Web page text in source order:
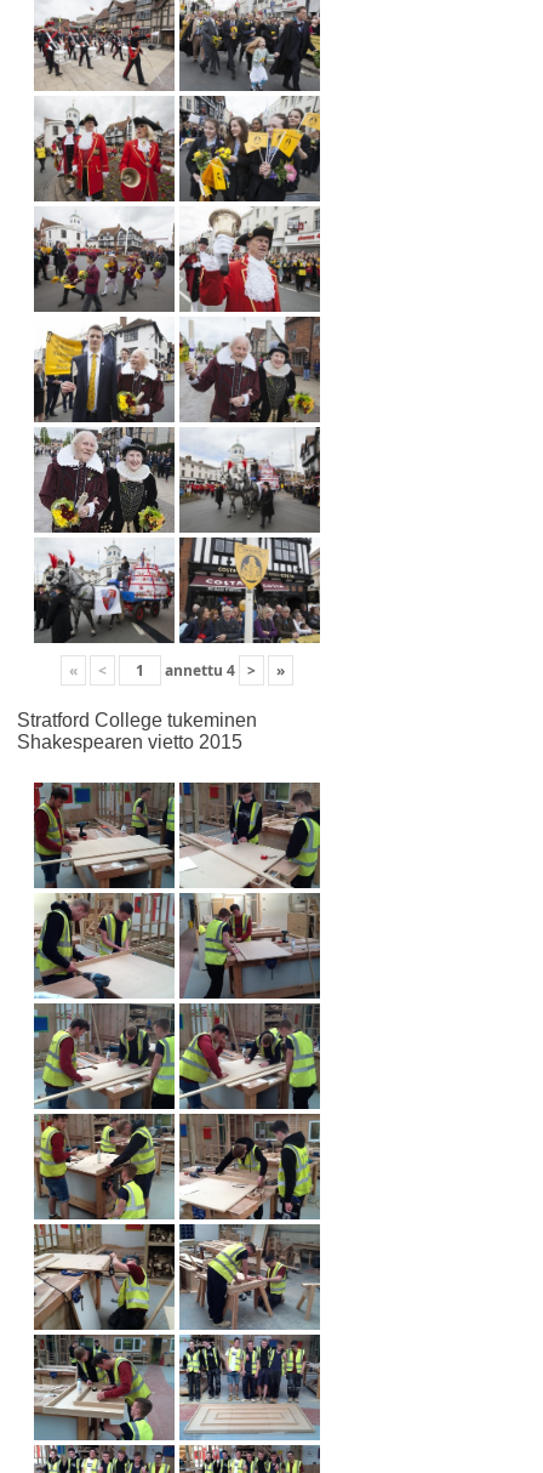
« < annettu 4 > »
Stratford College tukeminen
Shakespearen vietto 2015